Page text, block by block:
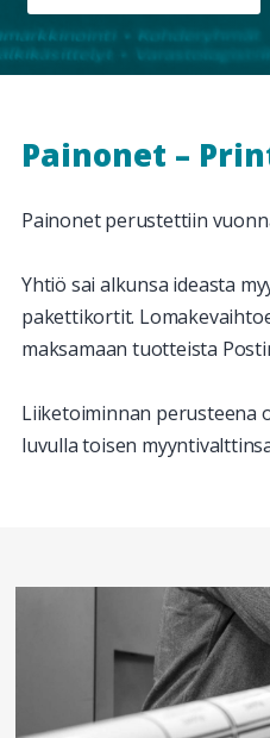
Painonet –
Painonet perustettiin
Yhtiö sai alkunsa ideasta
pakettikortit.
maksamaan tuotteista
Liiketoiminnan perusteena
luvullatoisen